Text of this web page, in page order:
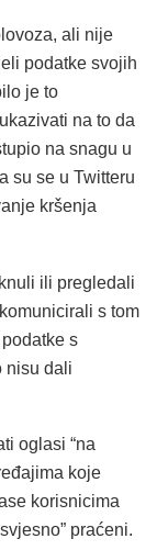
ali nije
podatke svojih
je to
na to da
na snagu u
su se u Twitteru
kršenja
ili pregledali
s tom
s
nisu dali
oglasi “na
koje
korisnicima
praćeni.